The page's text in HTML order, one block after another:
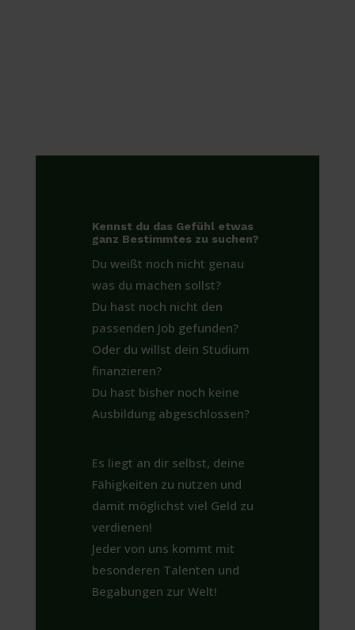
Kennst du das Gefühl etwas
ganz Bestimmtes zu suchen?
Du weißt noch nicht genau
was du machen sollst?
Du hast noch nicht den
passenden Job gefunden?
Oder du willst dein Studium
finanzieren?
Du hast bisher noch keine
Ausbildung abgeschlossen?
Es liegt an dir selbst, deine
Fähigkeiten zu nutzen und
damit möglichst viel Geld zu
verdienen!
Jeder von uns kommt mit
besonderen Talenten und
Begabungen zur Welt!